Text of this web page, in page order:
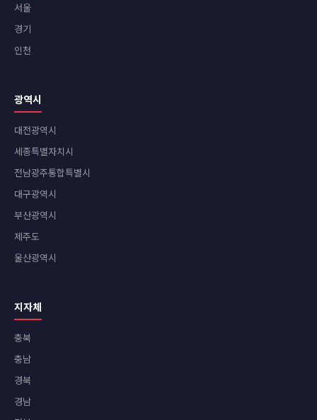
서울
경기
인천
광역시
대전광역시
세종특별자치시
전남광주통합특별시
대구광역시
부산광역시
제주도
울산광역시
지자체
충북
충남
경북
경남